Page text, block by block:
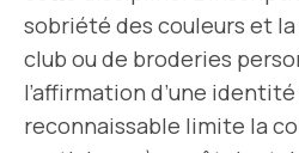
sobriété des couleurs et
club ou de broderies
l’affirmation d’une
reconnaissable limite la